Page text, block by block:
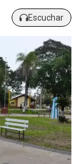
Escuchar